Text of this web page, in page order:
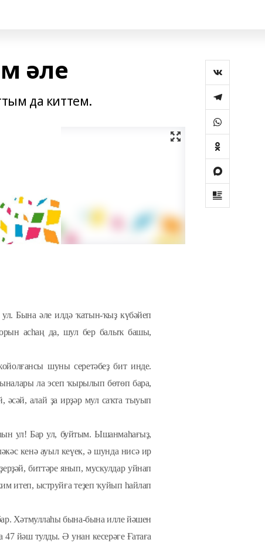
әле
да киттем.
Бына әле илдә ҡатын-ҡыҙ күбәйеп
асһаң да, шул бер балыҡ башы,
шуны серетәбеҙ бит инде.
ла эсеп ҡырылып бөтөп бара,
алай ҙа ирҙәр мул саҡта тыуып
ул! Бар ул, буйтым. Ышанмаһағыҙ,
кенә ауыл кеүек, ә шунда нисә ир
биттәре янып, мускулдар уйнап
итеп, ыструйға теҙеп ҡуйып һайлап
Хәтмуллаһы бына-бына илле йәшен
йәш тулды. Ә унан кесерәге Ғатаға